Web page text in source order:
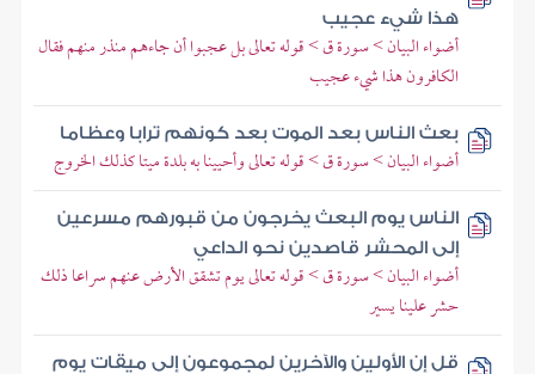
هذا شيء عجيب
أضواء البيان > سورة ق > قوله تعالى بل عجبوا أن جاءهم منذر منهم فقال
الكافرون هذا شيء عجيب
بعث الناس بعد الموت بعد كونهم ترابا وعظاما
أضواء البيان > سورة ق > قوله تعالى وأحيينا به بلدة ميتا كذلك الخروج
الناس يوم البعث يخرجون من قبورهم مسرعين
إلى المحشر قاصدين نحو الداعي
أضواء البيان > سورة ق > قوله تعالى يوم تشقق الأرض عنهم سراعا ذلك
حشر علينا يسير
قل إن الأولين والآخرين لمجموعون إلى ميقات يوم